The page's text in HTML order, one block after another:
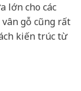
lớn cho các
gỗ cũng rất
kiến trúc từ